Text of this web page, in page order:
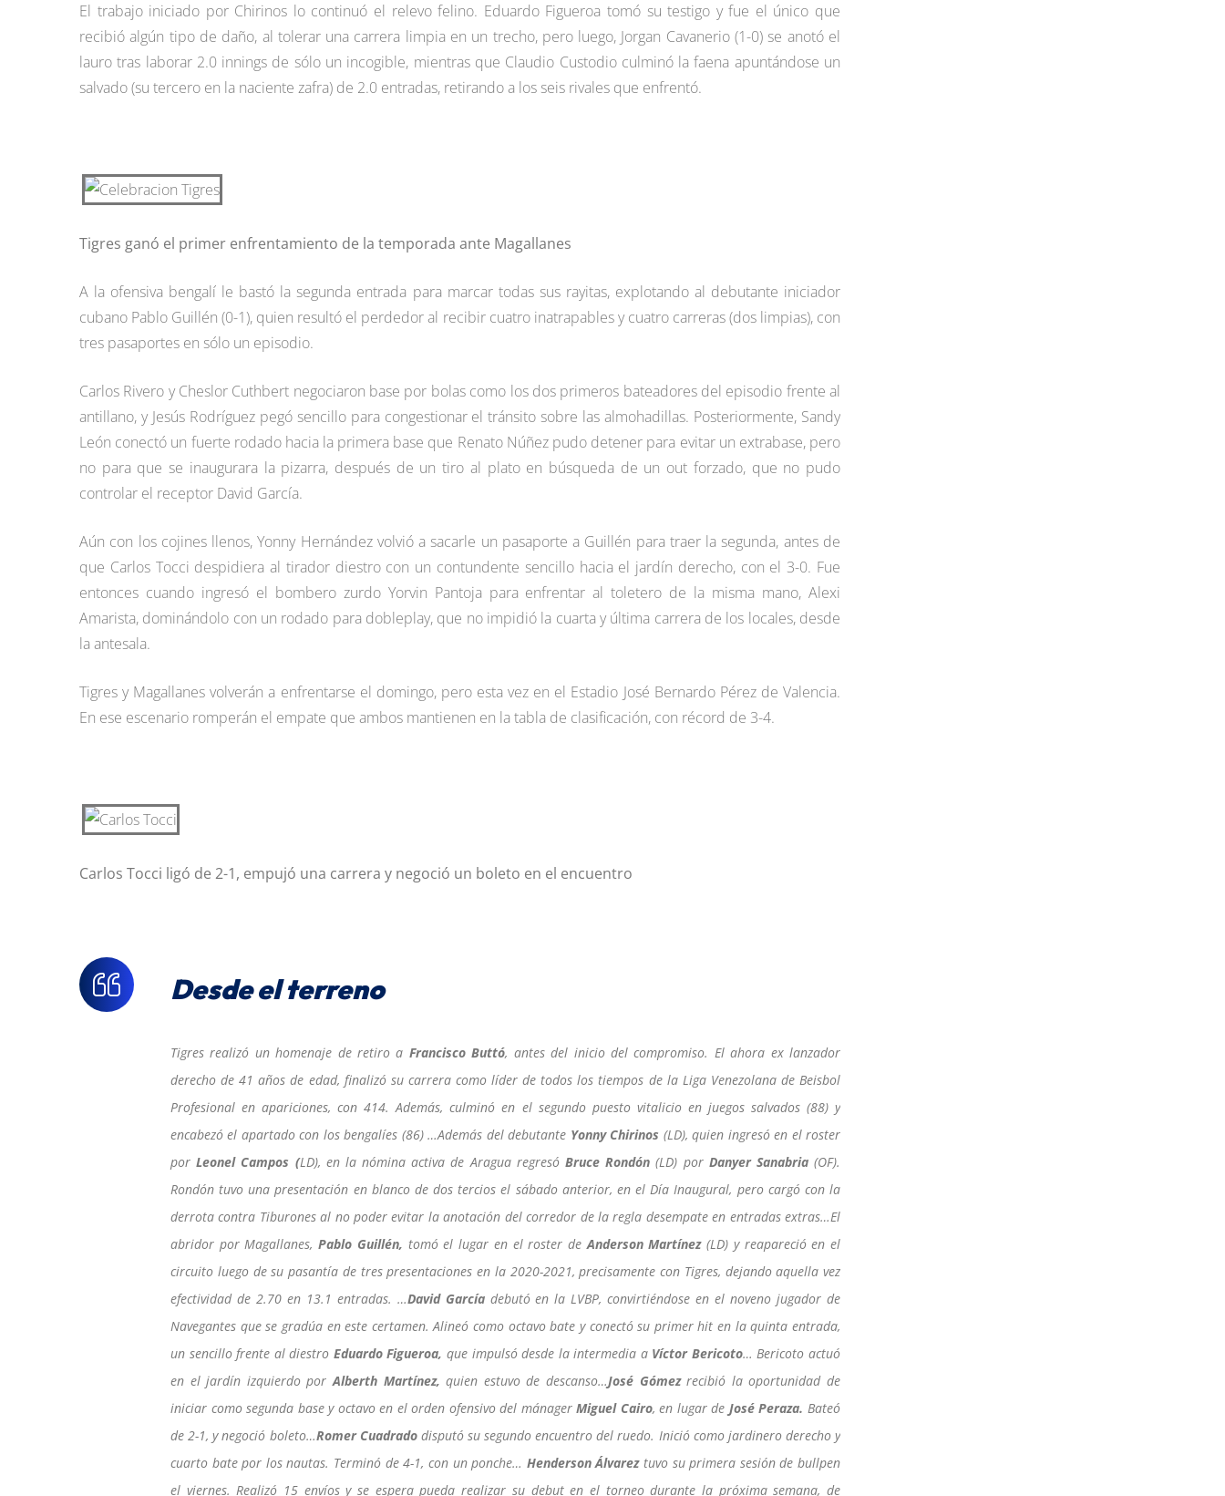
El trabajo iniciado por Chirinos lo continuó el relevo felino. Eduardo Figueroa tomó su testigo y fue el único que
recibió algún tipo de daño, al tolerar una carrera limpia en un trecho, pero luego, Jorgan Cavanerio (1-0) se anotó el
lauro tras laborar 2.0 innings de sólo un incogible, mientras que Claudio Custodio culminó la faena apuntándose un
salvado (su tercero en la naciente zafra) de 2.0 entradas, retirando a los seis rivales que enfrentó.
Tigres ganó el primer enfrentamiento de la temporada ante Magallanes
A la ofensiva bengalí le bastó la segunda entrada para marcar todas sus rayitas, explotando al debutante iniciador
cubano Pablo Guillén (0-1), quien resultó el perdedor al recibir cuatro inatrapables y cuatro carreras (dos limpias), con
tres pasaportes en sólo un episodio.
Carlos Rivero y Cheslor Cuthbert negociaron base por bolas como los dos primeros bateadores del episodio frente al
antillano, y Jesús Rodríguez pegó sencillo para congestionar el tránsito sobre las almohadillas. Posteriormente, Sandy
León conectó un fuerte rodado hacia la primera base que Renato Núñez pudo detener para evitar un extrabase, pero
no para que se inaugurara la pizarra, después de un tiro al plato en búsqueda de un out forzado, que no pudo
controlar el receptor David García.
Aún con los cojines llenos, Yonny Hernández volvió a sacarle un pasaporte a Guillén para traer la segunda, antes de
que Carlos Tocci despidiera al tirador diestro con un contundente sencillo hacia el jardín derecho, con el 3-0. Fue
entonces cuando ingresó el bombero zurdo Yorvin Pantoja para enfrentar al toletero de la misma mano, Alexi
Amarista, dominándolo con un rodado para dobleplay, que no impidió la cuarta y última carrera de los locales, desde
la antesala.
Tigres y Magallanes volverán a enfrentarse el domingo, pero esta vez en el Estadio José Bernardo Pérez de Valencia.
En ese escenario romperán el empate que ambos mantienen en la tabla de clasificación, con récord de 3-4.
Carlos Tocci ligó de 2-1, empujó una carrera y negoció un boleto en el encuentro
Desde el terreno
Tigres realizó un homenaje de retiro a Francisco Buttó, antes del inicio del compromiso. El ahora ex lanzador
derecho de 41 años de edad, finalizó su carrera como líder de todos los tiempos de la Liga Venezolana de Beisbol
Profesional en apariciones, con 414. Además, culminó en el segundo puesto vitalicio en juegos salvados (88) y
encabezó el apartado con los bengalíes (86) …Además del debutante Yonny Chirinos (LD), quien ingresó en el roster
porLeonel Campos (LD), en la nómina activa de Aragua regresó Bruce Rondón (LD) por Danyer Sanabria(OF).
Rondón tuvo una presentación en blanco de dos tercios el sábado anterior, en el Día Inaugural, pero cargó con la
derrota contra Tiburones al no poder evitar la anotación del corredor de la regla desempate en entradas extras…El
abridor por Magallanes,Pablo Guillén, tomó el lugar en el roster deAnderson Martínez(LD) y reapareció en el
circuito luego de su pasantía de tres presentaciones en la 2020-2021, precisamente con Tigres, dejando aquella vez
efectividad de 2.70 en 13.1 entradas. …David Garcíadebutó en la LVBP, convirtiéndose en el noveno jugador de
Navegantes que se gradúa en este certamen. Alineó como octavo bate y conectó su primer hit en la quinta entrada,
un sencillo frente al diestro Eduardo Figueroa, que impulsó desde la intermedia a Víctor Bericoto… Bericoto actuó
en el jardín izquierdo porAlberth Martínez,quien estuvo de descanso…José Gómezrecibió la oportunidad de
iniciar como segunda base y octavo en el orden ofensivo del mánagerMiguel Cairo, en lugar de José Peraza.Bateó
de 2-1, y negoció boleto…Romer Cuadrado disputó su segundo encuentro del ruedo. Inició como jardinero derecho y
cuarto bate por los nautas. Terminó de 4-1, con un ponche… Henderson Álvareztuvo su primera sesión de bullpen
el viernes. Realizó 15 envíos y se espera pueda realizar su debut en el torneo durante la próxima semana, de